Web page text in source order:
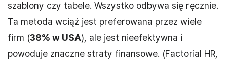
szablony czy tabele. Wszystko odbywa się ręcznie.
Ta metoda wciąż jest preferowana przez wiele
firm (38% w USA), ale jest nieefektywna i
powoduje znaczne straty finansowe. (Factorial HR,